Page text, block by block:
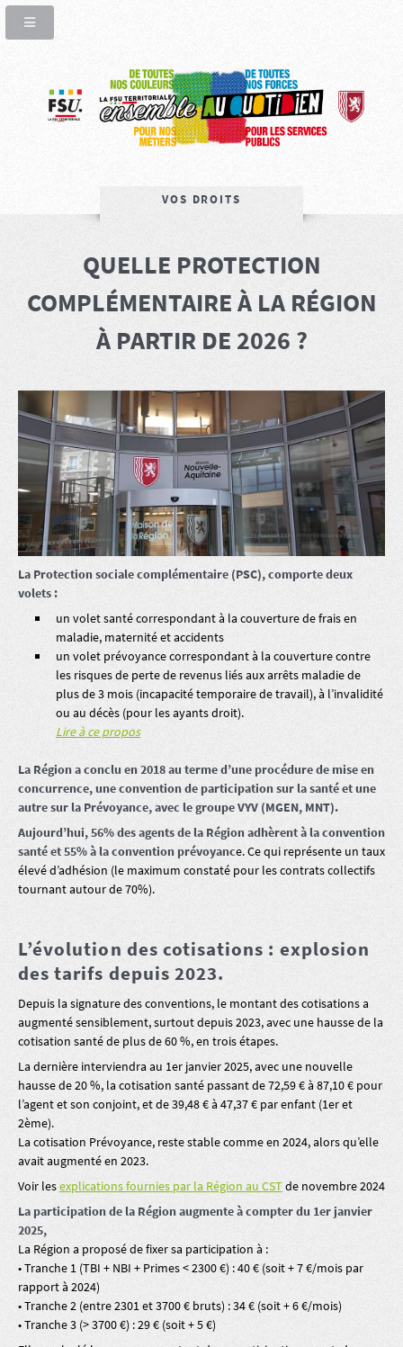
VOS DROITS
QUELLE PROTECTION
COMPLÉMENTAIRE À LA RÉGION
À PARTIR DE 2026 ?
La Protection sociale complémentaire (PSC), comporte deux
volets :
un volet santé correspondant à la couverture de frais en
maladie, maternité et accidents
un volet prévoyance correspondant à la couverture contre
les risques de perte de revenus liés aux arrêts maladie de
plus de 3 mois (incapacité temporaire de travail), à l’invalidité
ou au décès (pour les ayants droit).
Lire à ce propos
La Région a conclu en 2018 au terme d’une procédure de mise en
concurrence, une convention de participation sur la santé et une
autre sur la Prévoyance, avec le groupe VYV (MGEN, MNT).
Aujourd’hui, 56% des agents de la Région adhèrent à la convention
santé et 55% à la convention prévoyance. Ce qui représente un taux
élevé d’adhésion (le maximum constaté pour les contrats collectifs
tournant autour de 70%).
L’évolution des cotisations : explosion
des tarifs depuis 2023.
Depuis la signature des conventions, le montant des cotisations a
augmenté sensiblement, surtout depuis 2023, avec une hausse de la
cotisation santé de plus de 60 %, en trois étapes.
La dernière interviendra au 1er janvier 2025, avec une nouvelle
hausse de 20 %, la cotisation santé passant de 72,59 € à 87,10 € pour
l’agent et son conjoint, et de 39,48 € à 47,37 € par enfant (1er et
2ème).
La cotisation Prévoyance, reste stable comme en 2024, alors qu’elle
avait augmenté en 2023.
Voir lesexplications fournies par la Région au CSTde novembre 2024
La participation de la Région augmente à compter du 1er janvier
2025,
La Région a proposé de fixer sa participation à :
• Tranche 1 (TBI + NBI + Primes < 2300 €) : 40 € (soit + 7 €/mois par
rapport à 2024)
• Tranche 2 (entre 2301 et 3700 € bruts) : 34 € (soit + 6 €/mois)
• Tranche 3 (> 3700 €) : 29 € (soit + 5 €)